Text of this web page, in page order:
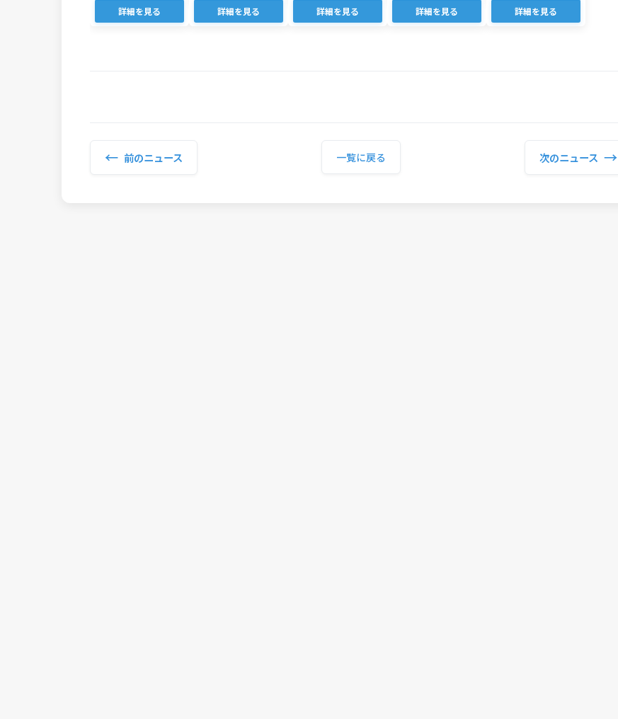
詳細を見る 詳細を見る 詳細を見る 詳細を見る 詳細を見る
← 前のニュース 一覧に戻る 次のニュース →